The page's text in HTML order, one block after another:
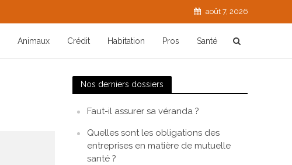
août 7, 2026
Animaux Crédit Habitation Pros Santé
Nos derniers dossiers
Faut-il assurer sa véranda ?
Quelles sont les obligations des
entreprises en matière de mutuelle
santé ?